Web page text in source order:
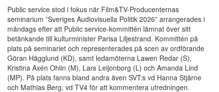
Public service stod i fokus när Film&TV-Producenternas
seminarium ”Sveriges Audiovisuella Politik 2026” arrangerades i
måndags efter att Public service-kommittén lämnat över sitt
betänkande till kulturminister Parisa Liljestrand. Kommittén på
plats på seminariet och representerades på scen av ordförande
Göran Hägglund (KD), samt ledamöterna Lawen Redar (S),
Kristina Axén Ohlin (M), Lars Leijonborg (L) och Amanda Lind
(MP). På plats fanns bland andra även SVT:s vd Hanna Stjärne
och Mathias Berg, vd TV4 för att kommentera utredningen.